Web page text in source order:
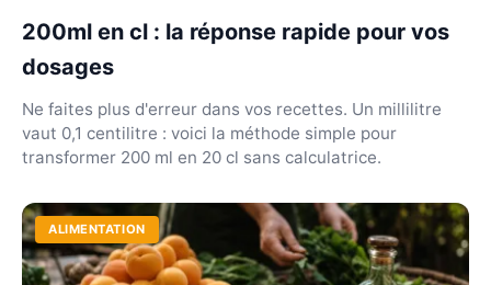
200ml en cl : la réponse rapide pour vos
dosages
Ne faites plus d'erreur dans vos recettes. Un millilitre
vaut 0,1 centilitre : voici la méthode simple pour
transformer 200 ml en 20 cl sans calculatrice.
ALIMENTATION